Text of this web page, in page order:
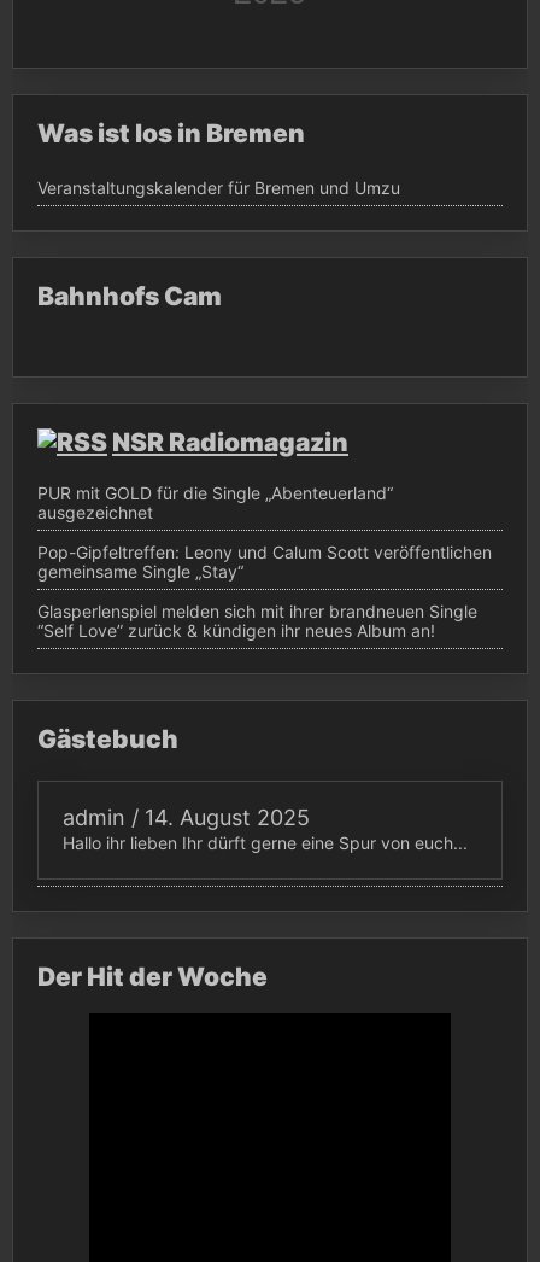
Was ist los in Bremen
Veranstaltungskalender für Bremen und Umzu
Bahnhofs Cam
NSR Radiomagazin
PUR mit GOLD für die Single „Abenteuerland“
ausgezeichnet
Pop-Gipfeltreffen: Leony und Calum Scott veröffentlichen
gemeinsame Single „Stay“
Glasperlenspiel melden sich mit ihrer brandneuen Single
“Self Love” zurück & kündigen ihr neues Album an!
Gästebuch
admin / 14. August 2025
Hallo ihr lieben Ihr dürft gerne eine Spur von euch...
Der Hit der Woche